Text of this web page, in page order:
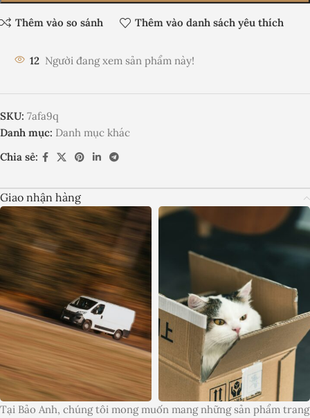
Thêm vào so sánh Thêm vào danh sách yêu thích
12 Người đang xem sản phẩm này!
SKU: 7afa9q
Danh mục: Danh mục khác
Chia sẻ:
Giao nhận hàng
Tại Bảo Anh, chúng tôi mong muốn mang những sản phẩm trang